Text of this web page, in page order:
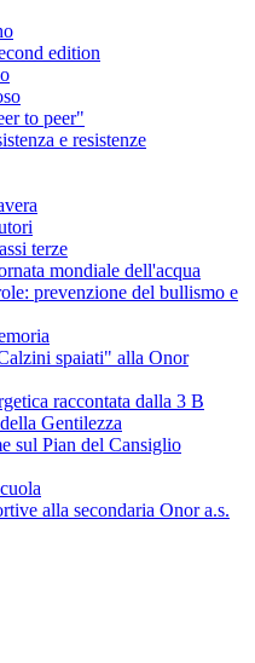
edition
to peer"
e resistenze
terze
mondiale dell'acqua
prevenzione del bullismo e
spaiati" alla Onor
raccontata dalla 3 B
Gentilezza
sul Pian del Cansiglio
alla secondaria Onor a.s.